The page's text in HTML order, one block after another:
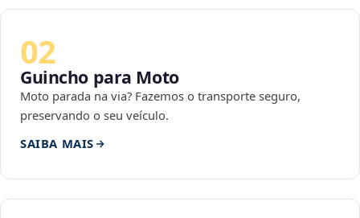
02
Guincho para Moto
Moto parada na via? Fazemos o transporte seguro,
preservando o seu veículo.
SAIBA MAIS